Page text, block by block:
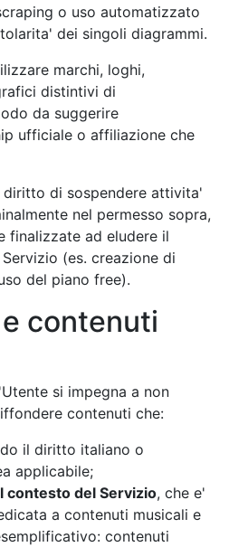
o uso automatizzato
dei singoli diagrammi.
marchi, loghi,
distintivi di
da suggerire
ufficiale o affiliazione che
diritto di sospendere attivita'
nel permesso sopra,
finalizzate ad eludere il
(es. creazione di
del piano free).
contenuti
si impegna a non
contenuti che:
il diritto italiano o
applicabile;
contesto del Servizio, che e'
a contenuti musicali e
contenuti